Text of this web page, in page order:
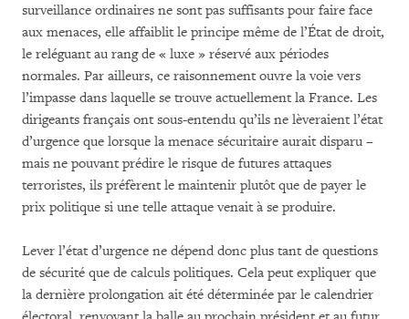
surveillance ordinaires ne sont pas suffisants pour faire face
aux menaces, elle affaiblit le principe même de l’État de droit,
le reléguant au rang de « luxe » réservé aux périodes
normales. Par ailleurs, ce raisonnement ouvre la voie vers
l’impasse dans laquelle se trouve actuellement la France. Les
dirigeants français ont sous-entendu qu’ils ne lèveraient l’état
d’urgence que lorsque la menace sécuritaire aurait disparu –
mais ne pouvant prédire le risque de futures attaques
terroristes, ils préfèrent le maintenir plutôt que de payer le
prix politique si une telle attaque venait à se produire.
Lever l’état d’urgence ne dépend donc plus tant de questions
de sécurité que de calculs politiques. Cela peut expliquer que
la dernière prolongation ait été déterminée par le calendrier